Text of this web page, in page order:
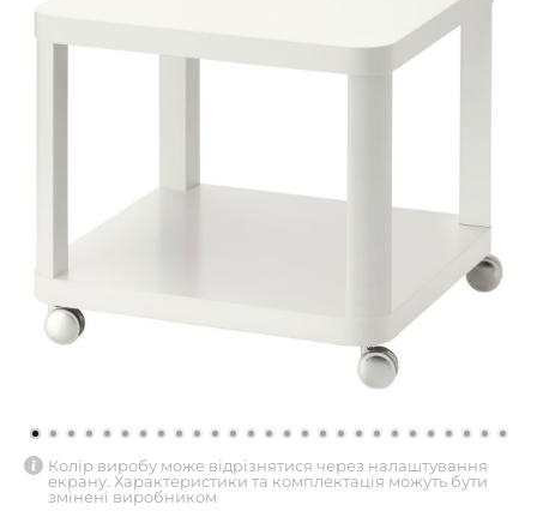
Колір виробу може відрізнятися через налаштування
екрану. Характеристики та комплектація можуть бути
змінені виробником